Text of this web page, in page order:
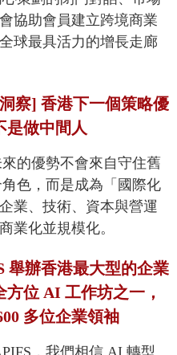
協助會員建立跨境商業
球最具活力的增長走廊
察] 香港下一個策略優
是做中間人
的優勢不會來自守住舊
色，而是成為「國際化
業、技術、資本與營運
業化並規模化。
舉辦香港最大型的企業
方位 AI 工作坊之一，
多位企業領袖